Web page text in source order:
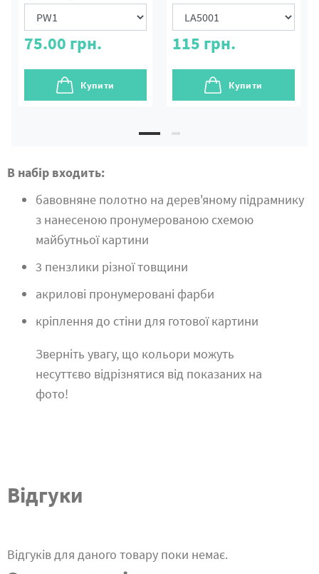
75.00 грн.
Купити
115 грн.
Купити
В набір входить:
бавовняне полотно на дерев'яному підрамнику
з нанесеною пронумерованою схемою
майбутньої картини
3 пензлики різної товщини
акрилові пронумеровані фарби
кріплення до стіни для готової картини
Зверніть увагу, що кольори можуть
несуттєво відрізнятися від показаних на
фото!
Відгуки
Відгуків для даного товару поки немає.